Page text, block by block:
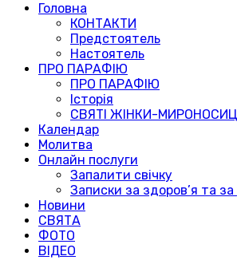
Головна
КОНТАКТИ
Предстоятель
Настоятель
ПРО ПАРАФІЮ
ПРО ПАРАФІЮ
Історія
СВЯТІ ЖІНКИ-МИРОНОСИЦІ
Календар
Молитва
Онлайн послуги
Запалити свічку
Записки за здоров’я та за
Новини
СВЯТА
ФОТО
ВІДЕО